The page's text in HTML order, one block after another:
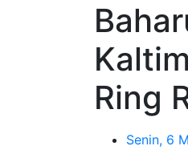
Ring
Senin, 6